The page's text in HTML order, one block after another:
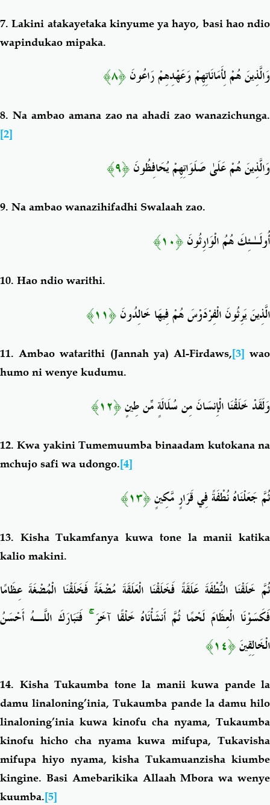
7.Lakini atakayetaka kinyume ya hayo, basi hao ndio
wapindukao mipaka.
وَالَّذِينَ هُمْ لِأَمَانَاتِهِمْ وَعَهْدِهِمْ رَاعُونَ﴿٨﴾
8. Na ambao amana zao na ahadi zao wanazichunga.
[2]
وَالَّذِينَ هُمْ عَلَىٰ صَلَوَاتِهِمْ يُحَافِظُونَ﴿٩﴾
9. Na ambao wanazihifadhi Swalaah zao.
أُولَـٰئِكَ هُمُ الْوَارِثُونَ﴿١٠﴾
10. Hao ndio warithi.
الَّذِينَ يَرِثُونَ الْفِرْدَوْسَ هُمْ فِيهَا خَالِدُونَ﴿١١﴾
11.Ambao watarithi (Jannah ya) Al-Firdaws,[3] wao
humo ni wenye kudumu.
وَلَقَدْ خَلَقْنَا الْإِنسَانَ مِن سُلَالَةٍ مِّن طِينٍ﴿١٢﴾
12.Kwa yakini Tumemuumba binaadam kutokana na
mchujo safi wa udongo.[4]
ثُمَّ جَعَلْنَاهُ نُطْفَةً فِي قَرَارٍ مَّكِينٍ﴿١٣﴾
13. Kisha Tukamfanya kuwa tone la manii katika
kalio makini.
ثُمَّ خَلَقْنَا النُّطْفَةَ عَلَقَةً فَخَلَقْنَا الْعَلَقَةَ مُضْغَةً فَخَلَقْنَا الْمُضْغَةَ عِظَامًا
فَكَسَوْنَا الْعِظَامَ لَحْمًا ثُمَّ أَنشَأْنَاهُ خَلْقًا آخَرَۚ فَتَبَارَكَ اللَّـهُ أَحْسَنُ
الْخَالِقِينَ﴿١٤﴾
14. Kisha Tukaumba tone la manii kuwa pande la
damu linaloning’inia, Tukaumba pande la damu hilo
linaloning’inia kuwa kinofu cha nyama, Tukaumba
kinofu hicho cha nyama kuwa mifupa, Tukavisha
mifupa hiyo nyama, kisha Tukamuanzisha kiumbe
kingine. Basi Amebarikika Allaah Mbora wa wenye
kuumba.[5]